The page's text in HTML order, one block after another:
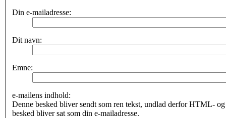
Din e-mailadresse:
Dit navn:
Emne:
e-mailens indhold:
Denne besked bliver sendt som ren tekst, undlad derfor HTML-
besked bliver sat som din e-mailadresse.